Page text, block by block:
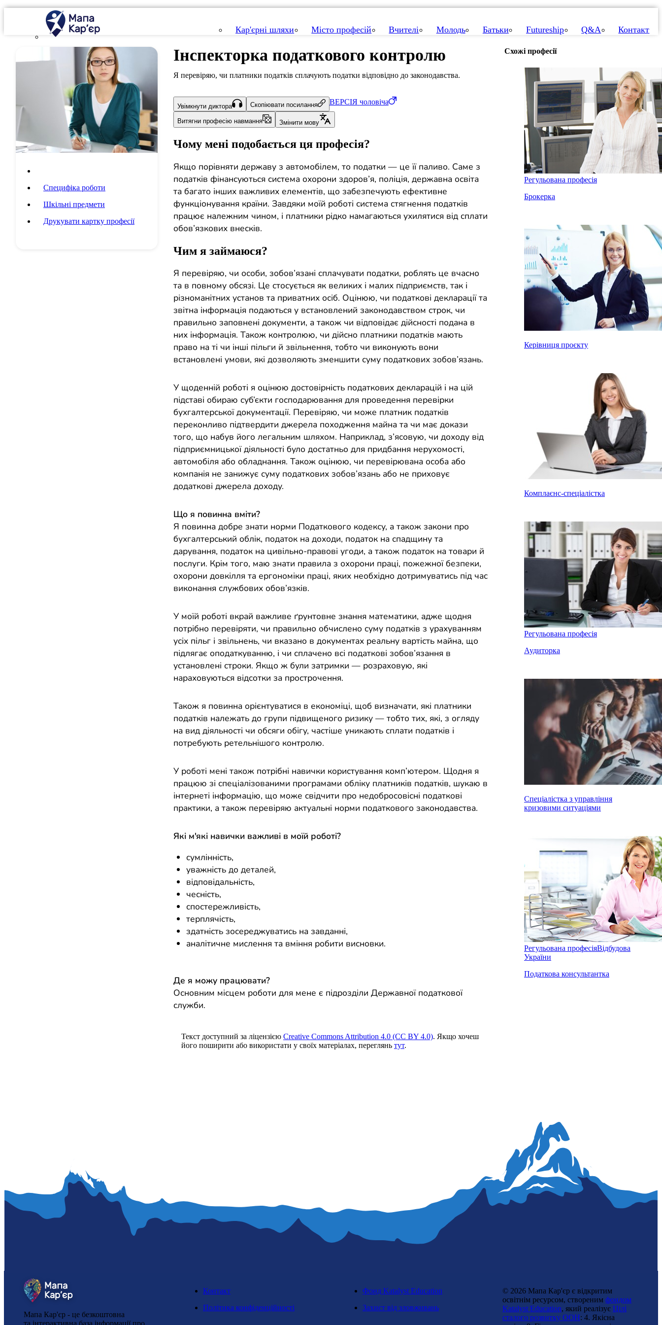
Кар'єрні шляхи Місто професій Вчителі Молодь Батьки Futureship Q&A Контакт
Специфіка роботи
Шкільні предмети
Друкувати картку професії
Інспекторка податкового контролю
Я перевіряю, чи платники податків сплачують податки відповідно до законодавства.
Увімкнути диктора Скопіювати посилання ВЕРСІЯ чоловіча
Витягни професію навмання Змінити мову
Чому мені подобається ця професія?
Якщо порівняти державу з автомобілем, то податки — це її паливо. Саме з
податків фінансуються система охорони здоров’я, поліція, державна освіта
та багато інших важливих елементів, що забезпечують ефективне
функціонування країни. Завдяки моїй роботі система стягнення податків
працює належним чином, і платники рідко намагаються ухилятися від сплати
обов’язкових внесків.
Чим я займаюся?
Я перевіряю, чи особи, зобов’язані сплачувати податки, роблять це вчасно
та в повному обсязі. Це стосується як великих і малих підприємств, так і
різноманітних установ та приватних осіб. Оцінюю, чи податкові декларації та
звітна інформація подаються у встановлений законодавством строк, чи
правильно заповнені документи, а також чи відповідає дійсності подана в
них інформація. Також контролюю, чи дійсно платники податків мають
право на ті чи інші пільги й звільнення, тобто чи виконують вони
встановлені умови, які дозволяють зменшити суму податкових зобов’язань.
У щоденній роботі я оцінюю достовірність податкових декларацій і на цій
підставі обираю суб’єкти господарювання для проведення перевірки
бухгалтерської документації. Перевіряю, чи може платник податків
переконливо підтвердити джерела походження майна та чи має докази
того, що набув його легальним шляхом. Наприклад, з’ясовую, чи доходу від
підприємницької діяльності було достатньо для придбання нерухомості,
автомобіля або обладнання. Також оцінюю, чи перевірювана особа або
компанія не занижує суму податкових зобов’язань або не приховує
додаткові джерела доходу.
Що я повинна вміти?
Я повинна добре знати норми Податкового кодексу, а також закони про
бухгалтерський облік, податок на доходи, податок на спадщину та
дарування, податок на цивільно-правові угоди, а також податок на товари й
послуги. Крім того, маю знати правила з охорони праці, пожежної безпеки,
охорони довкілля та ергономіки праці, яких необхідно дотримуватись під час
виконання службових обов’язків.
У моїй роботі вкрай важливе ґрунтовне знання математики, адже щодня
потрібно перевіряти, чи правильно обчислено суму податків з урахуванням
усіх пільг і звільнень, чи вказано в документах реальну вартість майна, що
підлягає оподаткуванню, і чи сплачено всі податкові зобов’язання в
установлені строки. Якщо ж були затримки — розраховую, які
нараховуються відсотки за прострочення.
Також я повинна орієнтуватися в економіці, щоб визначати, які платники
податків належать до групи підвищеного ризику — тобто тих, які, з огляду
на вид діяльності чи обсяги обігу, частіше уникають сплати податків і
потребують ретельнішого контролю.
У роботі мені також потрібні навички користування комп’ютером. Щодня я
працюю зі спеціалізованими програмами обліку платників податків, шукаю в
інтернеті інформацію, що може свідчити про недобросовісні податкові
практики, а також перевіряю актуальні норми податкового законодавства.
Які м'які навички важливі в моїй роботі?
сумлінність,
уважність до деталей,
відповідальність,
чесність,
спостережливість,
терплячість,
здатність зосереджуватись на завданні,
аналітичне мислення та вміння робити висновки.
Де я можу працювати?
Основним місцем роботи для мене є підрозділи Державної податкової
служби.
Текст доступний за ліцензією Creative Commons Attribution 4.0 (CC BY 4.0). Якщо хочеш
його поширити або використати у своїх матеріалах, переглянь тут.
Схожі професії
Регульована професія
Брокерка
Керівниця проєкту
Комплаєнс-спеціалістка
Регульована професія
Аудиторка
Спеціалістка з управління
кризовими ситуаціями
Регульована професіяВідбудова
України
Податкова консультантка
Мапа Кар'єр - це безкоштовна
та інтерактивна база інформації про
Контакт
Політика конфіденційності
Фонд Katalyst Education
Захист від зловживань
© 2026 Мапа Кар'єр є відкритим
освітнім ресурсом, створеним фондом
Katalyst Education, який реалізує Цілі
сталого розвитку ООН: 4. Якісна